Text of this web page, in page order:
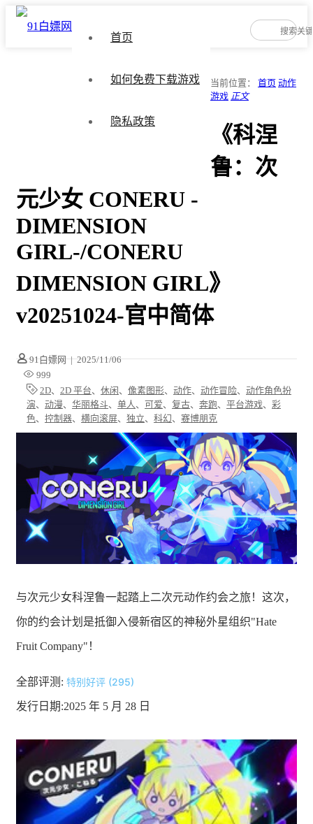
首页
如何免费下载游戏
隐私政策
当前位置： 首页 动作
游戏 正文
《科涅
鲁：次
元少女 CONERU -
DIMENSION
GIRL-/CONERU
DIMENSION GIRL》
v20251024-官中简体
91白嫖网 | 2025/11/06
999
2D、 2D 平台、 休闲 、 像素图形、 动作、 动作冒险、 动作角色扮
演、 动漫、 华丽格斗、 单人 、 可爱、 复古、 奔跑、 平台游戏、 彩
色、 控制器、 横向滚屏、 独立、 科幻、 赛博朋克
与次元少女科涅鲁一起踏上二次元动作约会之旅！这次，
你的约会计划是抵御入侵新宿区的神秘外星组织"Hate
Fruit Company"！
全部评测: 特别好评 (295)
发行日期:2025 年 5 月 28 日